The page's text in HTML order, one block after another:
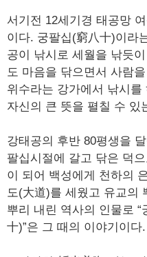
서기전 12세기경 태공망
이다. 궁팔십(窮八十)이라
공이 낚시로 세월을 낚듯
도 마음을 닦으면서 사람
위수라는 강가에서 낚시
자신의 큰 뜻을 펼칠 수 있
강태공의 후반 80평생을
팔십시절에 갈고 닦은 덕
이 되어 백성에게 천하의
도(大道)를 세웠고 유교의
뿌리 내린 역사의 인물로
十)”은 그 때의 이야기이다.